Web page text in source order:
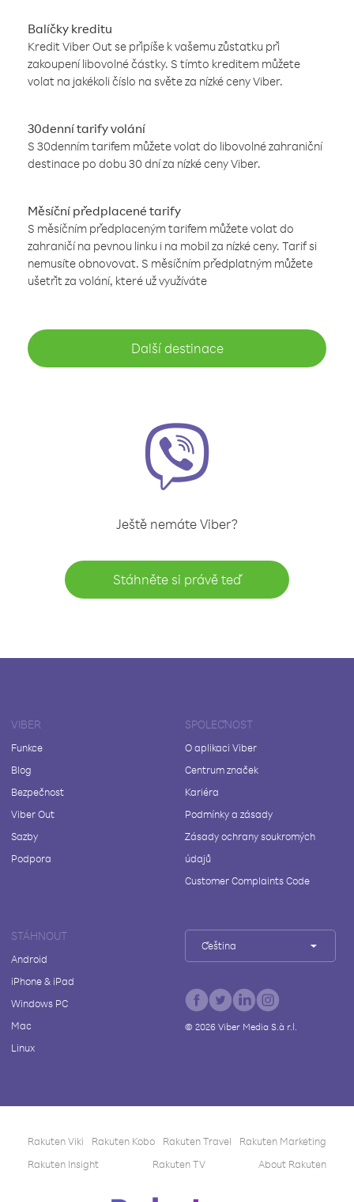
Balíčky kreditu
Kredit Viber Out se připíše k vašemu zůstatku při
zakoupení libovolné částky. S tímto kreditem můžete
volat na jakékoli číslo na světe za nízké ceny Viber.
30denní tarify volání
S 30denním tarifem můžete volat do libovolné zahraniční
destinace po dobu 30 dní za nízké ceny Viber.
Měsíční předplacené tarify
S měsíčním předplaceným tarifem můžete volat do
zahraničí na pevnou linku i na mobil za nízké ceny. Tarif si
nemusíte obnovovat. S měsíčním předplatným můžete
ušetřit za volání, které už využíváte
Další destinace
Ještě nemáte Viber?
Stáhněte si právě teď
VIBER
Funkce
Blog
Bezpečnost
Viber Out
Sazby
Podpora
SPOLEČNOST
O aplikaci Viber
Centrum značek
Kariéra
Podmínky a zásady
Zásady ochrany soukromých
údajů
Customer Complaints Code
STÁHNOUT
Android
iPhone & iPad
Windows PC
Mac
Linux
Čeština
© 2026Viber Media S.à r.l.
Rakuten Viki Rakuten Kobo Rakuten Travel
Rakuten Marketing
Rakuten Insight
Rakuten TV About Rakuten